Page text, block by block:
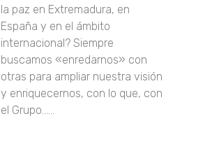
la paz en Extremadura, en
España y en el ámbito
internacional? Siempre
buscamos «enredarnos» con
otras para ampliar nuestra visión
y enriquecernos, con lo que, con
el Grupo......